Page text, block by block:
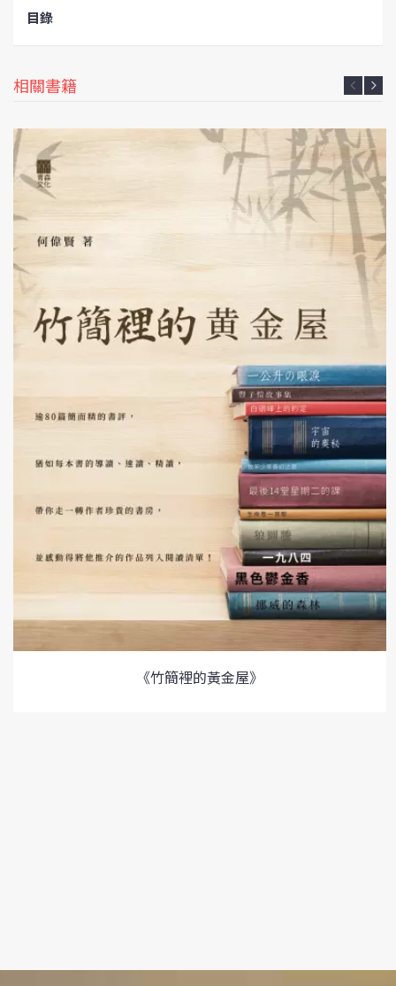
目錄
相關書籍
《竹簡裡的黃金屋》